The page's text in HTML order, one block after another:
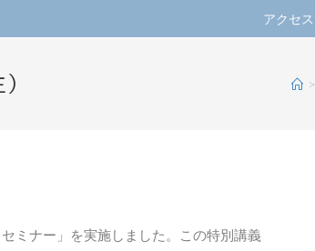
アクセス
>
ミナー」を実施しました。この特別講義